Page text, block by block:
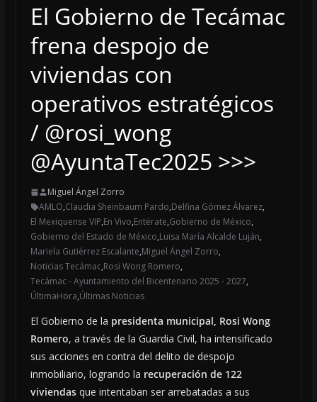
El Gobierno de Tecámac
frena despojo de
viviendas con
operativos estratégicos
/ @rosi_wong
@AyuntaTec2025 >>>
Miguel Ángel Zorro
AMLO,Claudia Sheinbaum Pardo,Delfina Gómez Álvarez,
El Mexiquense VIP,En Vivo,Entérate,Gobierno de México,
Gobierno del Estado de México,Luisa María Alcalde Luján,
Mariela Gutiérrez Escalante,Miguel Ángel Zorro,
Noticias Tecámac,Rosi Wong Romero,
Tecámac - Ayuntamiento del Bicentenario 2025 - 2027,
ÚltimaHora,Últimas Noticias
El Gobierno de la presidenta municipal, Rosi Wong
Romero, a través de la Guardia Civil, ha intensificado
sus acciones en contra del delito de despojo
inmobiliario, logrando la recuperación de 122
viviendasque intentaban ser arrebatadas a sus